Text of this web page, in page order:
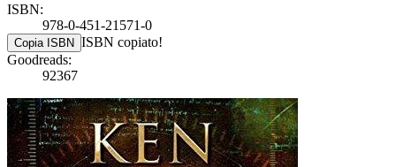
ISBN:
978-0-451-21571-0
Copia ISBN ISBN copiato!
Goodreads:
92367